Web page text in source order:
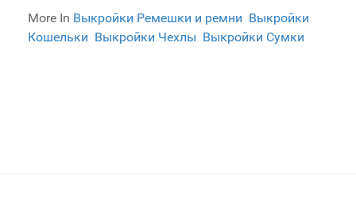
More In Выкройки Ремешки и ремни Выкройки
Кошельки Выкройки Чехлы Выкройки Сумки